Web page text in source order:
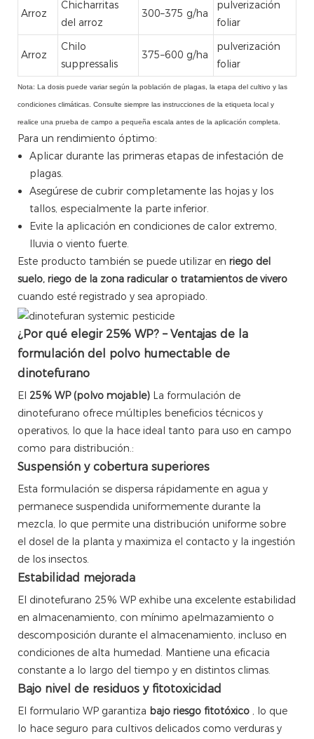
Arroz
Chicharritas
del arroz
300–375 g/ha
pulverización
foliar
Arroz
Chilo
suppressalis
375–600 g/ha
pulverización
foliar
Nota: La dosis puede variar según la población de plagas, la etapa del cultivo y las
condiciones climáticas. Consulte siempre las instrucciones de la etiqueta local y
realice una prueba de campo a pequeña escala antes de la aplicación completa.
Para un rendimiento óptimo:
Aplicar durante las primeras etapas de infestación de
plagas.
Asegúrese de cubrir completamente las hojas y los
tallos, especialmente la parte inferior.
Evite la aplicación en condiciones de calor extremo,
lluvia o viento fuerte.
Este producto también se puede utilizar en riego del
suelo, riego de la zona radicular o tratamientos de vivero
cuando esté registrado y sea apropiado.
¿Por qué elegir 25% WP? – Ventajas de la
formulación del polvo humectable de
dinotefurano
El 25% WP (polvo mojable) La formulación de
dinotefurano ofrece múltiples beneficios técnicos y
operativos, lo que la hace ideal tanto para uso en campo
como para distribución.:
Suspensión y cobertura superiores
Esta formulación se dispersa rápidamente en agua y
permanece suspendida uniformemente durante la
mezcla, lo que permite una distribución uniforme sobre
el dosel de la planta y maximiza el contacto y la ingestión
de los insectos.
Estabilidad mejorada
El dinotefurano 25% WP exhibe una excelente estabilidad
en almacenamiento, con mínimo apelmazamiento o
descomposición durante el almacenamiento, incluso en
condiciones de alta humedad. Mantiene una eficacia
constante a lo largo del tiempo y en distintos climas.
Bajo nivel de residuos y fitotoxicidad
El formulario WP garantiza bajo riesgo fitotóxico , lo que
lo hace seguro para cultivos delicados como verduras y